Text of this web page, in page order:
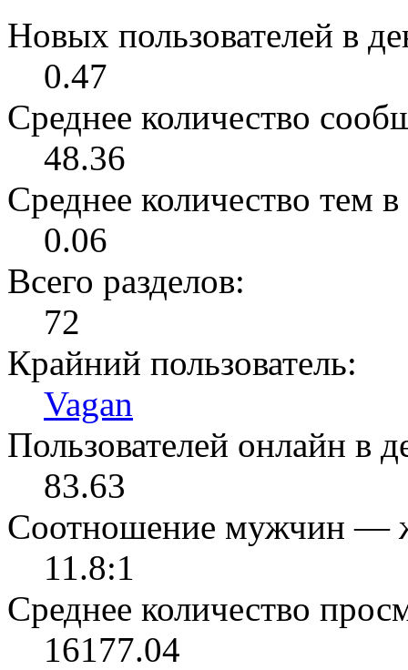
Новых пользователей в
0.47
Среднее количество
48.36
Среднее количество тем
0.06
Всего разделов:
72
Крайний пользователь:
Vagan
Пользователей онлайн в
83.63
Соотношение мужчин —
11.8:1
Среднее количество
16177.04